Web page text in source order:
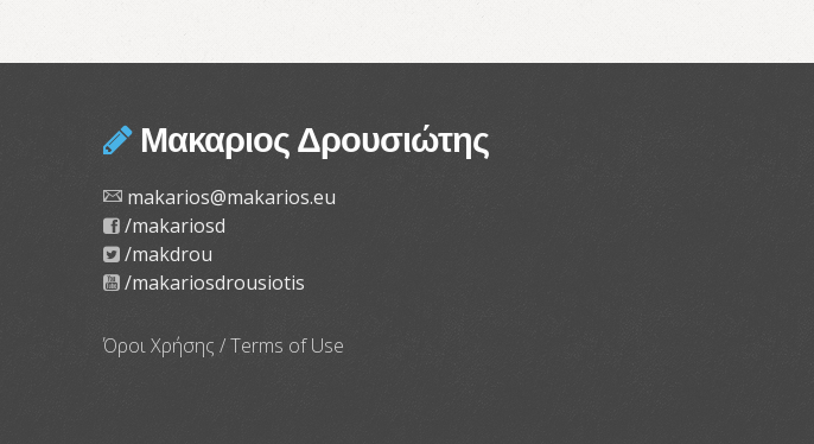
Μακαριος Δρουσιώτης
makarios@makarios.eu
/makariosd
/makdrou
/makariosdrousiotis
Όροι Χρήσης / Terms of Use